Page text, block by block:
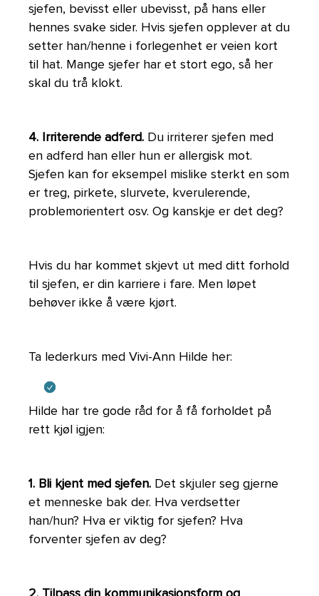
sjefen, bevisst eller ubevisst, på hans eller
hennes svake sider. Hvis sjefen opplever at du
setter han/henne i forlegenhet er veien kort
til hat. Mange sjefer har et stort ego, så her
skal du trå klokt.
4. Irriterende adferd. Du irriterer sjefen med
en adferd han eller hun er allergisk mot.
Sjefen kan for eksempel mislike sterkt en som
er treg, pirkete, slurvete, kverulerende,
problemorientert osv. Og kanskje er det deg?
Hvis du har kommet skjevt ut med ditt forhold
til sjefen, er din karriere i fare. Men løpet
behøver ikke å være kjørt.
Ta lederkurs med Vivi-Ann Hilde her:
Hilde har tre gode råd for å få forholdet på
rett kjøl igjen:
1. Bli kjent med sjefen. Det skjuler seg gjerne
et menneske bak der. Hva verdsetter
han/hun? Hva er viktig for sjefen? Hva
forventer sjefen av deg?